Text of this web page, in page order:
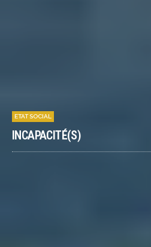
ETAT SOCIAL
INCAPACITÉ(S)